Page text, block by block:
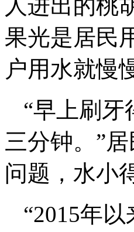
人进出的桃
果光是居民
户用水就慢
“早上刷
三分钟。”
问题，水小
“2015年